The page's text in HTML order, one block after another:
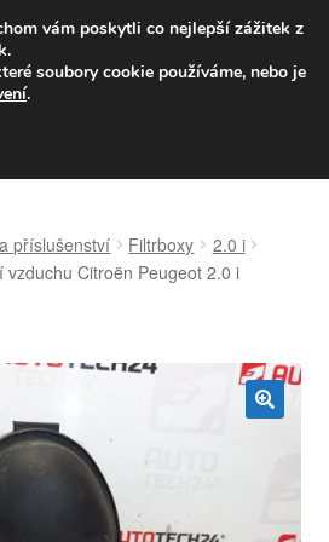
od 139,-Kč
9-16 704 494 494
příslušenství Filtrboxy
2.0 i
Citroën Peugeot 2.0 i
vám poskytli co nejlepší zážitek z
soubory cookie používáme, nebo je
.